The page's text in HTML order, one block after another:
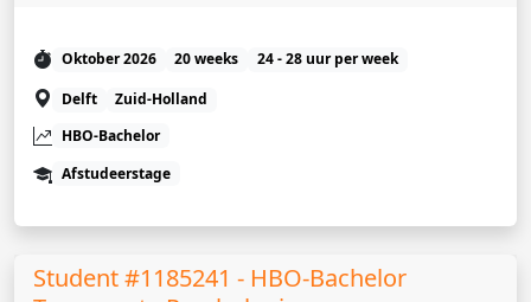
Oktober 2026 20 weeks
24 - 28 uur per week
Delft
Zuid-Holland
HBO-Bachelor
Afstudeerstage
Student #1185241 - HBO-Bachelor